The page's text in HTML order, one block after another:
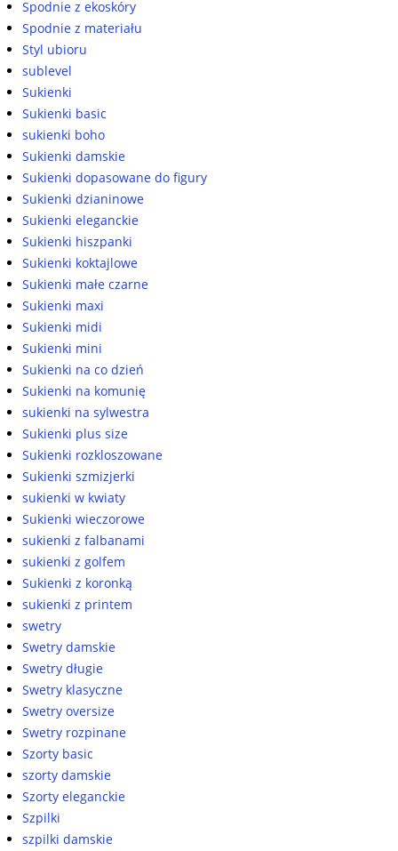
Spodnie z ekoskóry
Spodnie z materiału
Styl ubioru
sublevel
Sukienki
Sukienki basic
sukienki boho
Sukienki damskie
Sukienki dopasowane do figury
Sukienki dzianinowe
Sukienki eleganckie
Sukienki hiszpanki
Sukienki koktajlowe
Sukienki małe czarne
Sukienki maxi
Sukienki midi
Sukienki mini
Sukienki na co dzień
Sukienki na komunię
sukienki na sylwestra
Sukienki plus size
Sukienki rozkloszowane
Sukienki szmizjerki
sukienki w kwiaty
Sukienki wieczorowe
sukienki z falbanami
sukienki z golfem
Sukienki z koronką
sukienki z printem
swetry
Swetry damskie
Swetry długie
Swetry klasyczne
Swetry oversize
Swetry rozpinane
Szorty basic
szorty damskie
Szorty eleganckie
Szpilki
szpilki damskie